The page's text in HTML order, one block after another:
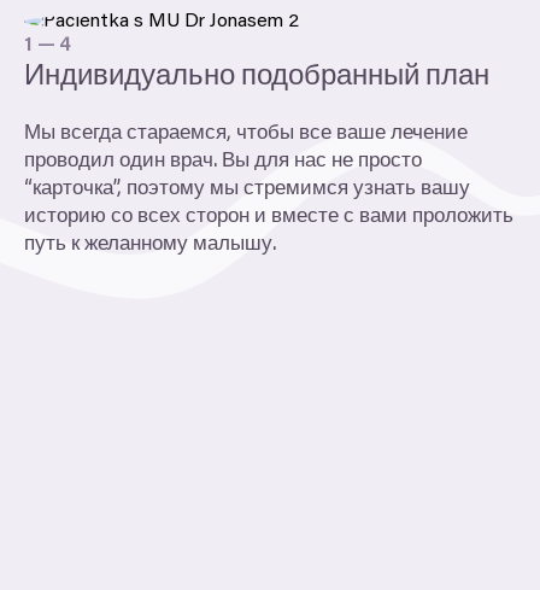
1 — 4
Индивидуально подобранный план
Мы всегда стараемся, чтобы все ваше лечение
проводил один врач. Вы для нас не просто
“карточка”, поэтому мы стремимся узнать вашу
историю со всех сторон и вместе с вами проложить
путь к желанному малышу.